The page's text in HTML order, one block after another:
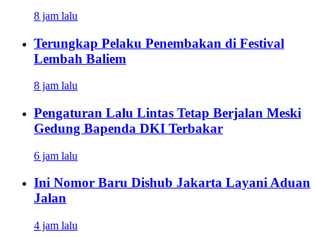
8 jam lalu
Terungkap Pelaku Penembakan di Festival
Lembah Baliem
8 jam lalu
Pengaturan Lalu Lintas Tetap Berjalan Meski
Gedung Bapenda DKI Terbakar
6 jam lalu
Ini Nomor Baru Dishub Jakarta Layani Aduan
Jalan
4 jam lalu